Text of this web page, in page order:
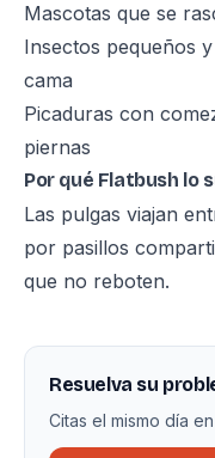
Mascotas que se
Insectos pequeños
cama
Picaduras con
piernas
Por qué Flatbush lo
Las pulgas viajan
por pasillos
que no reboten.
Resuelva su
Citas el mismo día